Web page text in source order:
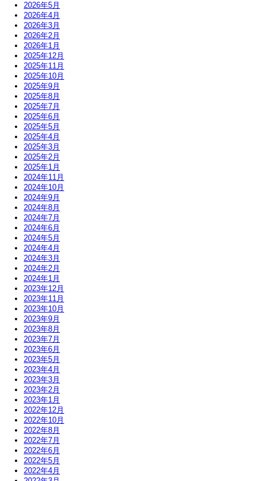
2026年5月
2026年4月
2026年3月
2026年2月
2026年1月
2025年12月
2025年11月
2025年10月
2025年9月
2025年8月
2025年7月
2025年6月
2025年5月
2025年4月
2025年3月
2025年2月
2025年1月
2024年11月
2024年10月
2024年9月
2024年8月
2024年7月
2024年6月
2024年5月
2024年4月
2024年3月
2024年2月
2024年1月
2023年12月
2023年11月
2023年10月
2023年9月
2023年8月
2023年7月
2023年6月
2023年5月
2023年4月
2023年3月
2023年2月
2023年1月
2022年12月
2022年10月
2022年8月
2022年7月
2022年6月
2022年5月
2022年4月